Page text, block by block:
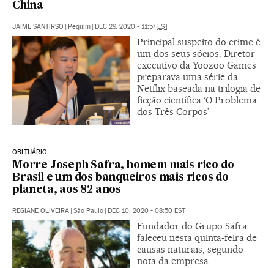
China
JAIME SANTIRSO Pequim DEC 29, 2020 - 11:57 EST
Principal suspeito do crime é
um dos seus sócios. Diretor-
executivo da Yoozoo Games
preparava uma série da
Netflix baseada na trilogia de
ficção científica ‘O Problema
dos Três Corpos’
OBITUÁRIO
Morre Joseph Safra, homem mais rico do
Brasil e um dos banqueiros mais ricos do
planeta, aos 82 anos
REGIANE OLIVEIRA | São Paulo | DEC 10, 2020 - 08:50 EST
Fundador do Grupo Safra
faleceu nesta quinta-feira de
causas naturais, segundo
nota da empresa